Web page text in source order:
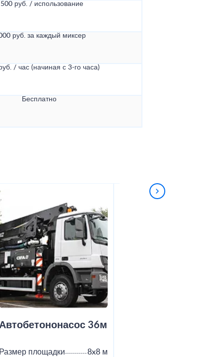
руб. / использование
руб. за каждый миксер
/ час (начиная с 3-го часа)
Бесплатно
36м
Размер площадки
8x8 м